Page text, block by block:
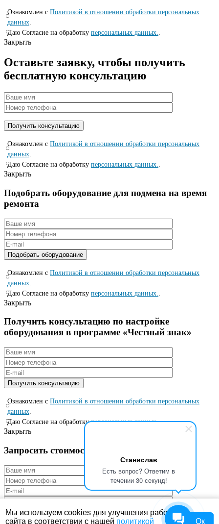
Станислав
Есть вопрос? Ответим в
течении 30 секунд!
Мы используем cookies для улучшения работы
сайта в соответствии с нашей политикой Ок
Ознакомлен с Политикой в отношении обработки персональных
данных
Даю Согласие на обработку персональных данных.
Закрыть
Оставьте заявку, чтобы получить
бесплатную консультацию
Ознакомлен с Политикой в отношении обработки персональных
данных.
Даю Согласие на обработку персональных данных..
Закрыть
Подобрать оборудование для подмена на время
ремонта
Ознакомлен с Политикой в отношении обработки персональных
данных
Даю Согласие на обработку персональных данных.
Закрыть
Получить консультацию по настройке
оборудования в программе «Честный знак»
Ознакомлен с Политикой в отношении обработки персональных
данных.
Даю Согласие на обработкуперсональных данных..
Закрыть
Запросить стоимость по специальной цене